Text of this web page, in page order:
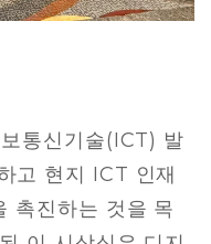
통신기술(ICT) 발
고 현지 ICT 인재
촉진하는 것을 목